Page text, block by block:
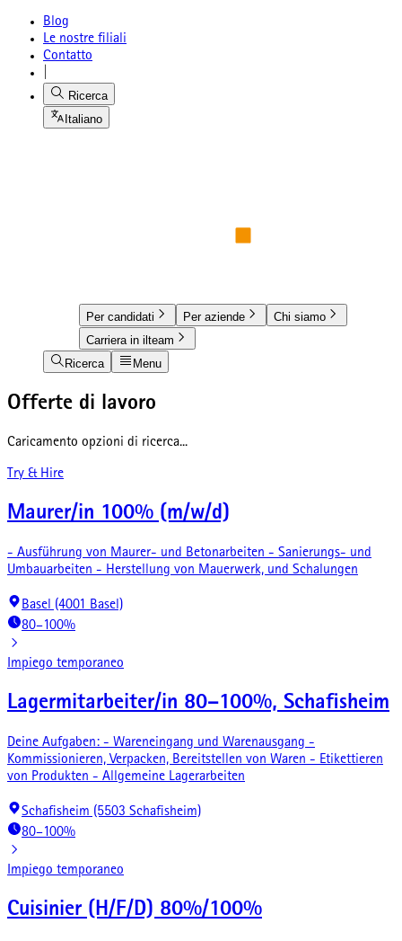
Blog
Le nostre filiali
Contatto
Ricerca
Italiano
Per candidati Per aziende
Chi siamo
Carriera in ilteam
Ricerca
Menu
Offerte di lavoro
Caricamento opzioni di ricerca...
Try & Hire
Maurer/in 100% (m/w/d)
- Ausführung von Maurer- und Betonarbeiten - Sanierungs- und
Umbauarbeiten - Herstellung von Mauerwerk, und Schalungen
Basel (4001 Basel)
80–100%
Impiego temporaneo
Lagermitarbeiter/in 80–100%, Schafisheim
Deine Aufgaben: - Wareneingang und Warenausgang -
Kommissionieren, Verpacken, Bereitstellen von Waren - Etikettieren
von Produkten - Allgemeine Lagerarbeiten
Schafisheim (5503 Schafisheim)
80–100%
Impiego temporaneo
Cuisinier (H/F/D) 80%/100%